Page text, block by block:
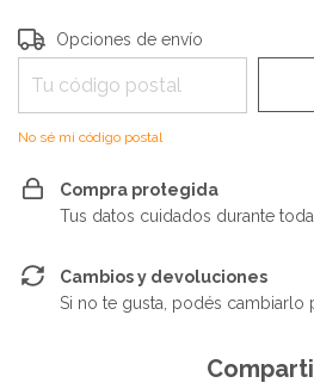
Entregas para el CP:
Opciones de envío
No sé mi código postal
Compra protegida
Tus datos cuidados durante
Cambios y devoluciones
Si no te gusta, podés cambiarlo